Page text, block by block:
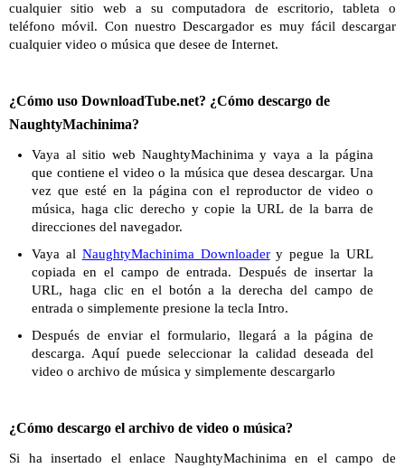
cualquier sitio web a su computadora de escritorio, tableta o
teléfono móvil. Con nuestro Descargador es muy fácil descargar
cualquier video o música que desee de Internet.
¿Cómo uso DownloadTube.net? ¿Cómo descargo de
NaughtyMachinima?
Vaya al sitio web NaughtyMachinima y vaya a la página
que contiene el video o la música que desea descargar. Una
vez que esté en la página con el reproductor de video o
música, haga clic derecho y copie la URL de la barra de
direcciones del navegador.
Vaya al NaughtyMachinima Downloadery pegue la URL
copiada en el campo de entrada. Después de insertar la
URL, haga clic en el botón a la derecha del campo de
entrada o simplemente presione la tecla Intro.
Después de enviar el formulario, llegará a la página de
descarga. Aquí puede seleccionar la calidad deseada del
video o archivo de música y simplemente descargarlo
¿Cómo descargo el archivo de video o música?
Si ha insertado el enlace NaughtyMachinima en el campo de